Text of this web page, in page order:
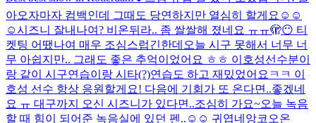
아오자마자 컴백인데 그때도 당연하지만 열심히 할게요☺️☺️
☺️시즈니 잘내나여? 비온뒤라.. 좀 쌀쌀해 졌네요 ㅠㅠ🫣😶 티
켓팅 어땠나여 매우 조심스럽긴한데 오늘 시구 못해서 너무 너
무 아쉽지만.. 그래도 좋은 추억이었어요 ㅎㅎ 이호성선수분이
랑 같이 시구연습이랑 시타(?)연습도 하고 재밌었어요ㅋㅋ 이
호성 선수 항상 응원할게요! 다음에 기회가 또 온다면..좋겠네
요 ㅠ 대구까지 오신 시즈니가 있다면..조심히 가요~오늘 녹음
할 때 힘이 되어준 녹음실에 있던 펜..☺️☺️ 귀엽네 앙코오온